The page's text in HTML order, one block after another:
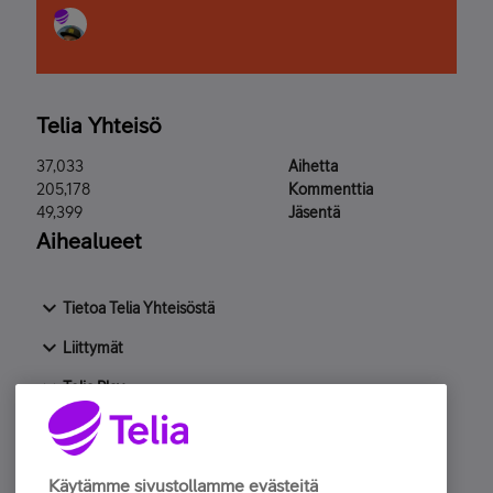
Telia Yhteisö
37,033
Aihetta
205,178
Kommenttia
49,399
Jäsentä
Aihealueet
Tietoa Telia Yhteisöstä
Liittymät
Telia Play
Laitteet & tarvikkeet
Käytämme sivustollamme evästeitä